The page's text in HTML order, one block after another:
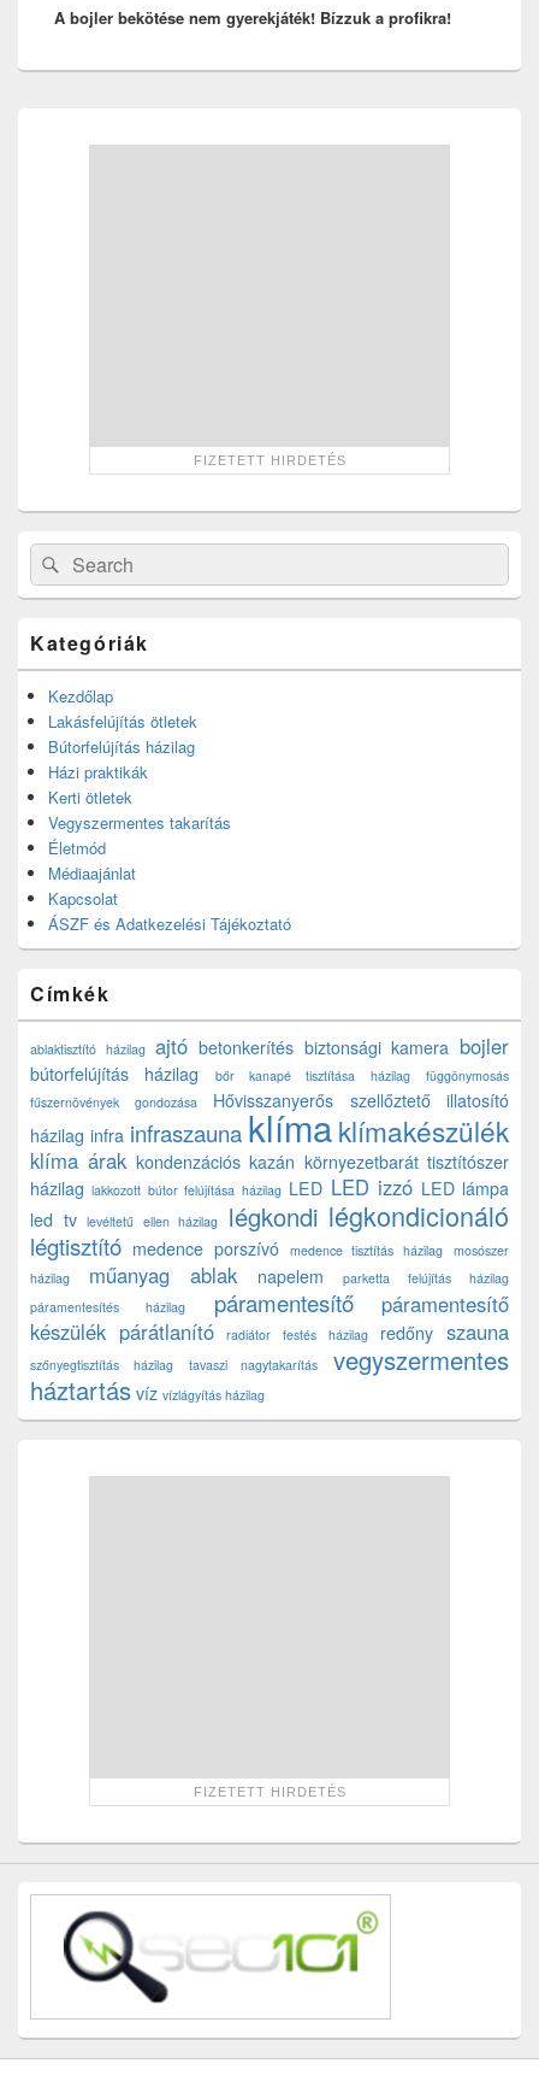
post:
A bojler bekötése nem gyerekjáték! Bízzuk a profikra!
Search
for:
Search
Kategóriák
Kezdőlap
Lakásfelújítás ötletek
Bútorfelújítás házilag
Házi praktikák
Kerti ötletek
Vegyszermentes takarítás
Életmód
Médiaajánlat
Kapcsolat
ÁSZF és Adatkezelési Tájékoztató
Címkék
ablaktisztító házilag ajtó betonkerítés biztonsági kamera bojler
bútorfelújítás házilag bőr kanapé tisztítása házilag
függönymosás
fűszernövények gondozása
Hővisszanyerős szellőztető
illatosító
házilag infra infraszauna klímaklímakészülék
klíma árak kondenzációs kazán környezetbarát tisztítószer
házilag lakkozott bútor felújítása házilag LED LED izzó LED lámpa
led tv levéltetű ellen házilag légkondi légkondicionáló
légtisztító medence porszívó medence tisztítás házilag
mosószer
házilag
műanyag ablak napelem
parketta felújítás házilag
páramentesítés házilag
páramentesítő
páramentesítő
készülék párátlanító radiátor festés házilag redőny szauna
szőnyegtisztítás házilag tavaszi nagytakarítás
vegyszermentes
háztartás víz vízlágyítás házilag